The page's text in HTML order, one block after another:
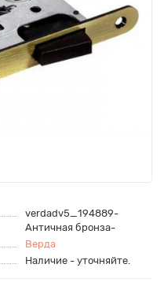
verdadv5_194889-
Античная бронза-
Верда
Наличие - уточняйте.